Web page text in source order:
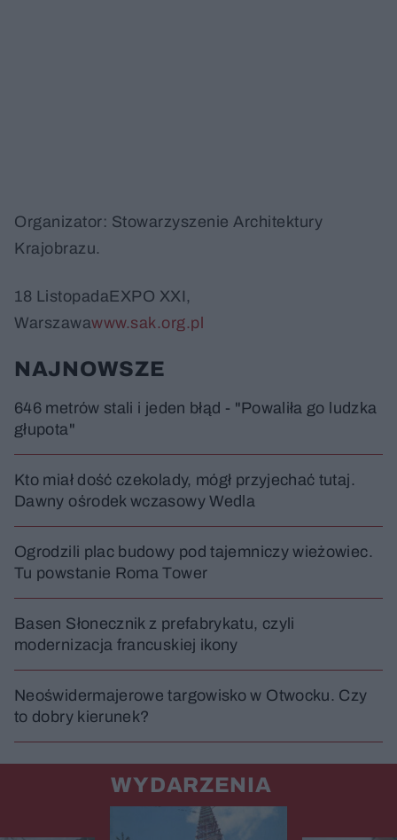
Organizator: Stowarzyszenie Architektury
Krajobrazu.
18 ListopadaEXPO XXI,
Warszawawww.sak.org.pl
NAJNOWSZE
646 metrów stali i jeden błąd - "Powaliła go ludzka
głupota"
Kto miał dość czekolady, mógł przyjechać tutaj.
Dawny ośrodek wczasowy Wedla
Ogrodzili plac budowy pod tajemniczy wieżowiec.
Tu powstanie Roma Tower
Basen Słonecznik z prefabrykatu, czyli
modernizacja francuskiej ikony
Neoświdermajerowe targowisko w Otwocku. Czy
to dobry kierunek?
WYDARZENIA